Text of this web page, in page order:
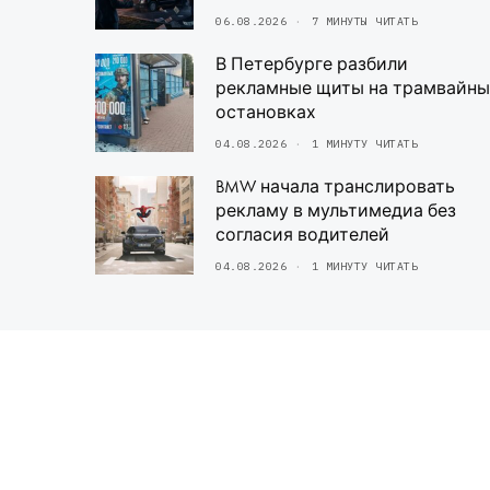
06.08.2026 7 МИНУТЫ ЧИТАТЬ
В Петербурге разбили
рекламные щиты на
остановках
04.08.2026 1 МИНУТУ ЧИТАТЬ
BMW начала транслировать
рекламу в мультимедиа без
согласия водителей
04.08.2026 1 МИНУТУ ЧИТАТЬ